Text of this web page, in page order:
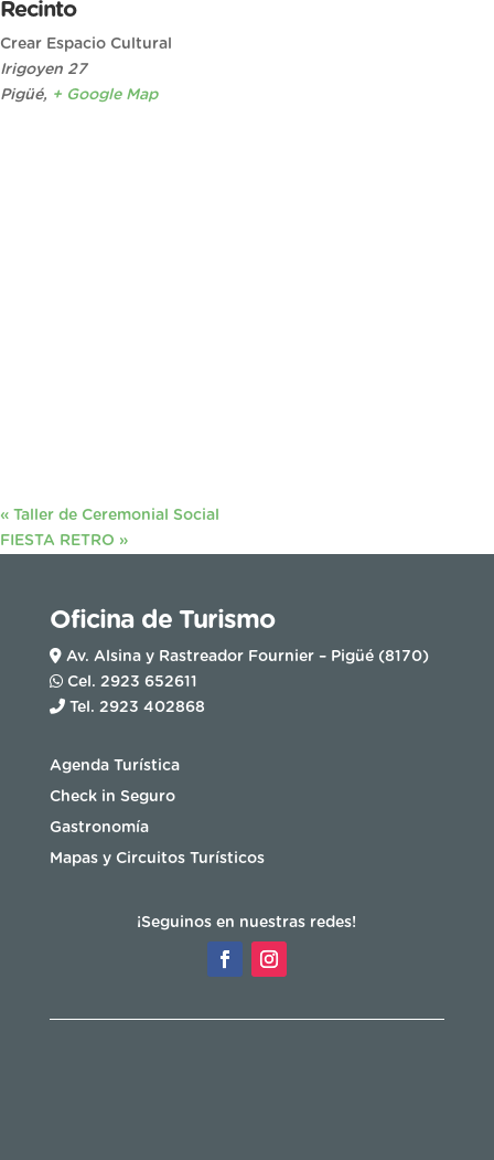
Recinto
Crear Espacio Cultural
Irigoyen 27
Pigüé, + Google Map
« Taller de Ceremonial Social
FIESTA RETRO »
Oficina de Turismo
Av. Alsina y Rastreador Fournier – Pigüé (8170)
Cel. 2923 652611
Tel. 2923 402868
Agenda Turística
Check in Seguro
Gastronomía
Mapas y Circuitos Turísticos
¡Seguinos en nuestras redes!